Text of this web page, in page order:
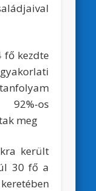
kezdte
os
meg
került
30 fő a